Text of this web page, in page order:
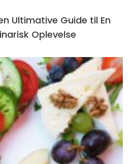
Ultimative Guide til En
Oplevelse